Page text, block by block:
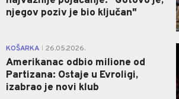
njegov poziv je bio ključan"
KOŠARKA 26.05.2026.
Amerikanac odbio milione od
Partizana: Ostaje u Evroligi,
izabrao je novi klub